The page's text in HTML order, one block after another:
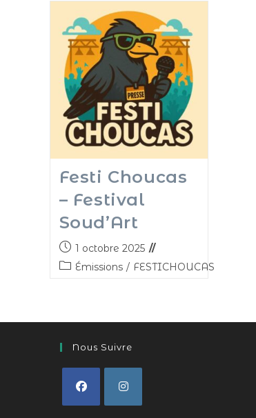
Festi Choucas
– Festival
Soud’Art
1 octobre 2025
Émissions / FESTICHOUCAS
Nous Suivre